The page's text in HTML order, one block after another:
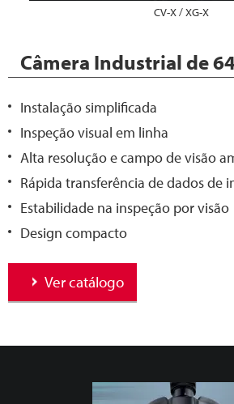
CV-X / XG-X
Câmera Industrial de
Instalação simplificada
Inspeção visual em linha
Alta resolução e campo de visão
Rápida transferência de dados de
Estabilidade na inspeção por visão
Design compacto
Ver catálogo